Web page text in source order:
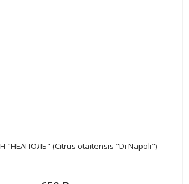
(Citrus otaitensis "Di Napoli")